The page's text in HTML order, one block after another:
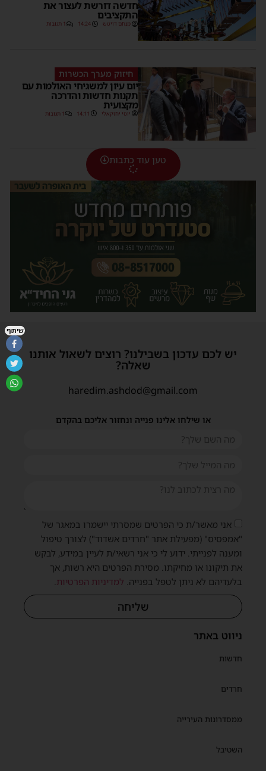
חדשה דורשת לעצור את
התקציבים
מנחם דויטש 14:24 1 תגובות
חיזוק מערך הכשרות
יום עיון למשגיחי האולמות עם
תקנות חדשות והדרכה
מקצועית
יוסי יחזקאלי 14:11 1 תגובות
טען עוד כתבות
ניווט באתר
חדשות
חרדים
ממסדרונות העירייה
השטיבל
יש לכם עדכון בשבילנו? רוצים לשאול אותנו
שאלה?
haredim.ashdod@gmail.com
או שילחו אלינו פנייה ונחזור אליכם בהקדם
אני מאשר/ת כי הפרטים שמסרתי יישמרו במאגר של
"אמפסיס" (מפעילת אתר "חרדים אשדוד") לצורך טיפול
ומענה לפנייתי. ידוע לי כי אני רשאי/ת לעיין במידע, לבקש
את תיקונו או מחיקתו. מסירת הפרטים היא רשות, אך
בלעדיהם לא ניתן לטפל בפנייה. למדיניות הפרטיות.
שליחה
שיתוף